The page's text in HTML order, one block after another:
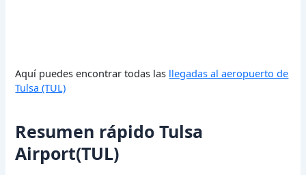
Aquí puedes encontrar todas las llegadas al aeropuerto de
Tulsa (TUL)
Resumen rápido Tulsa
Airport(TUL)